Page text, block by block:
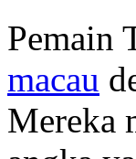
Pemain
macau
Mereka